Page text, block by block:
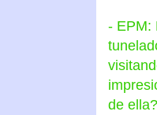
- EPM:
de